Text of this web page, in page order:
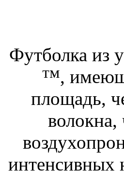
Футболка из
™,
площадь,
волокна,
интенсивных